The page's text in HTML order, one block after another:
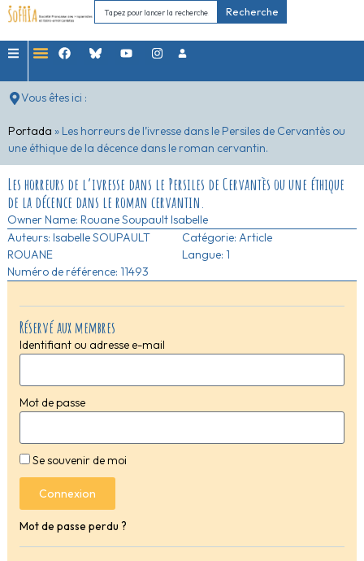
Recherche
Vous êtes ici :
Portada » Les horreurs de l’ivresse dans le Persiles de Cervantès ou
une éthique de la décence dans le roman cervantin.
Réservé aux membres
Identifiant ou adresse e-mail
Mot de passe
Se souvenir de moi
Connexion
Mot de passe perdu ?
Les horreurs de l’ivresse dans le Persiles de Cervantès ou une éthique
de la décence dans le roman cervantin.
Owner Name: Rouane Soupault Isabelle
Auteurs: Isabelle SOUPAULT
ROUANE
Numéro de référence: 11493
Catégorie: Article
Langue: 1